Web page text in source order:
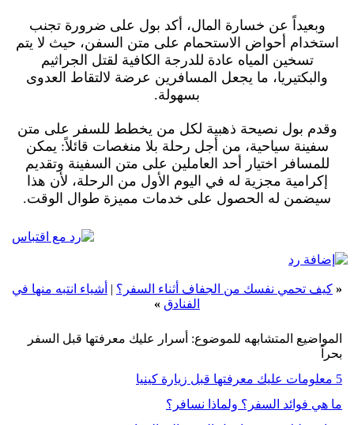
وبعيداً عن خسارة المال، أكد بول على ضرورة تجنب
استخدام أحواض الاستحمام على متن السفن، حيث لا يتم
تسخين المياه عادة للدرجة الكافية لقتل الجراثيم
والبكتيريا، ما يجعل المسافرين عرضة لالتقاط العدوى
بسهولة.
وقدم بول نصيحة ذهبية لكل من يخطط للسفر على متن
سفينة سياحية، من أجل رحلة بلا منغصات قائلاً: يمكن
للمسافر اختيار أحد العاملين على متن السفينة وتقديم
إكرامية مجزية له في اليوم الأول من الرحلة، لأن هذا
سيضمن له الحصول على خدمات مميزة طوال الوقت.
« كيف تحمي نفسك من الجفاف أثناء السفر؟ | أشياء انتبه منها في
الفنادق »
المواضيع المتشابهه للموضوع: أسرار عليك معرفتها قبل السفر
بحراً
5 معلومات عليك معرفتها قبل زيارة كينيا
ما هي فوائد السفر؟ ولماذا نسافر؟